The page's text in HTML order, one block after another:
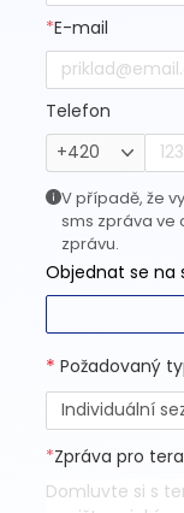
*E-mail
Telefon
+420
V případě, že
sms zpráva ve
zprávu.
Objednat se na
* Požadovaný
Individuální
*Zpráva pro